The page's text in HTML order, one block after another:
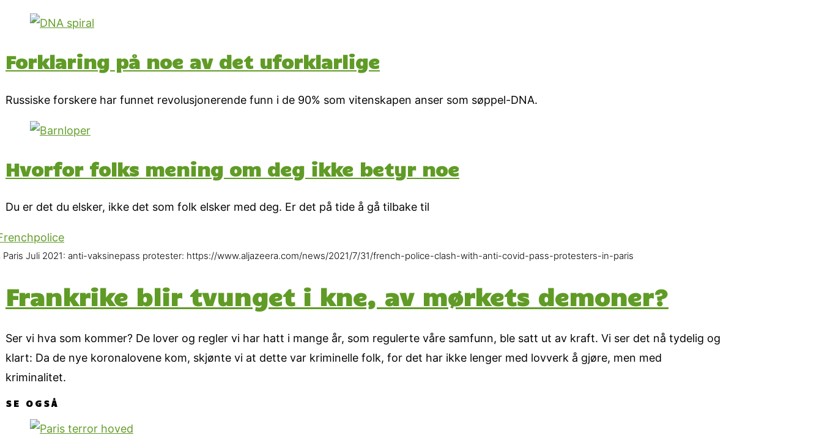
Forklaring på noe av det uforklarlige
Russiske forskere har funnet revolusjonerende funn i de 90% som vitenskapen anser som søppel-DNA.
Hvorfor folks mening om deg ikke betyr noe
Du er det du elsker, ikke det som folk elsker med deg. Er det på tide å gå tilbake til
Paris Juli 2021: anti-vaksinepass protester: https://www.aljazeera.com/news/2021/7/31/french-police-clash-with-anti-covid-pass-protesters-in-paris
Frankrike blir tvunget i kne, av mørkets demoner?
Ser vi hva som kommer? De lover og regler vi har hatt i mange år, som regulerte våre samfunn, ble satt ut av kraft. Vi ser det nå tydelig og
klart: Da de nye koronalovene kom, skjønte vi at dette var kriminelle folk, for det har ikke lenger med lovverk å gjøre, men med
kriminalitet.
SE OGSÅ